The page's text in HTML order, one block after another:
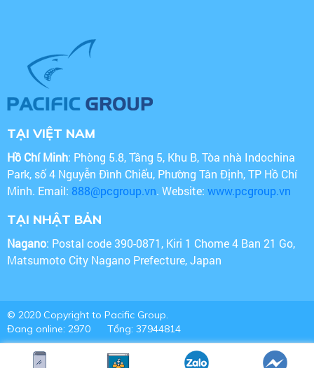
TẠI VIỆT NAM
Hồ Chí Minh: Phòng 5.8, Tầng 5, Khu B, Tòa nhà Indochina
Park, số 4 Nguyễn Đình Chiểu, Phường Tân Định, TP Hồ Chí
Minh. Email: 888@pcgroup.vn. Website: www.pcgroup.vn
TẠI NHẬT BẢN
Nagano: Postal code 390-0871, Kiri 1 Chome 4 Ban 21 Go,
Matsumoto City Nagano Prefecture, Japan
© 2020 Copyright to Pacific Group.
Đang online: 2970
Tổng: 37944814